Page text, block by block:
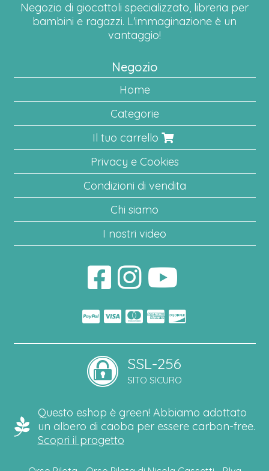
Negozio di giocattoli specializzato, libreria per
bambini e ragazzi. L'immaginazione è un
vantaggio!
Negozio
Home
Categorie
Il tuo carrello
Privacy e Cookies
Condizioni di vendita
Chi siamo
I nostri video
SSL-256
SITO SICURO
Questo eshop è green! Abbiamo adottato
un albero di caoba per essere carbon-free.
Scopri il progetto